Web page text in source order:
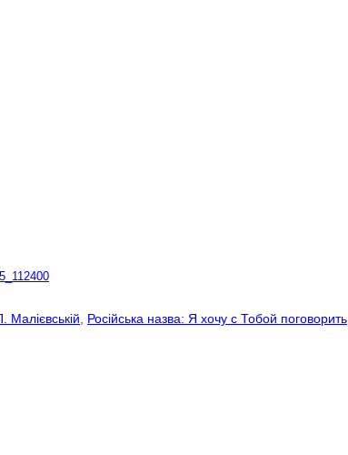
Малієвській Російська назва: Я хочу с Тобой поговорить